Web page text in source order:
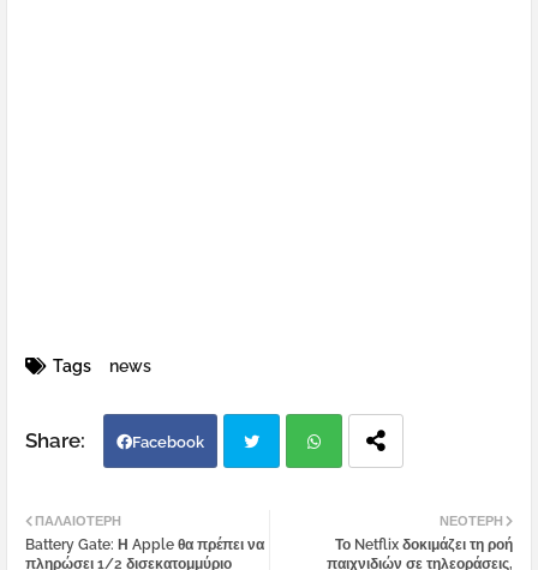
Tags news
Facebook
tter
ΝΕΌΤΕΡΗ
Το Netflix δοκιμάζει τη ροή
παιχνιδιών σε τηλεοράσεις,
ΠΑΛΑΙΌΤΕΡΗ
Battery Gate: Η Apple θα πρέπει να
πληρώσει 1/2 δισεκατομμύριο